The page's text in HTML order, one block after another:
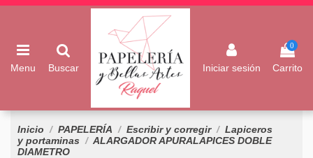
Menu Buscar Iniciar sesión
0
Carrito
Inicio PAPELERÍA Escribir y corregir
Lapiceros
y portaminas
ALARGADOR APURALAPICES DOBLE
DIAMETRO